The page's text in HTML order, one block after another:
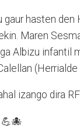
gaur hasten
Maren
Albizu infantil
(Herrialde
izango dira